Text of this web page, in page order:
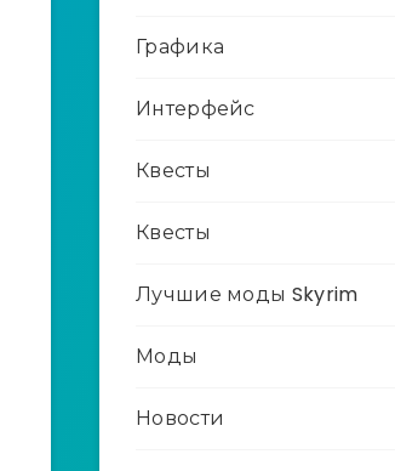
Графика
Интерфейс
Квесты
Квесты
Лучшие моды Skyrim
Моды
Новости